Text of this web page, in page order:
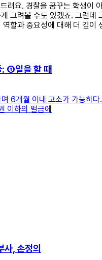
려요. 경찰을 꿈꾸는 학생
그려볼 수도 있겠죠. 그런
할과 중요성에 대해 더 깊이
: ①일을 할 때
6개월 이내 고소가 가능하
이하의 벌금에
, 손정의